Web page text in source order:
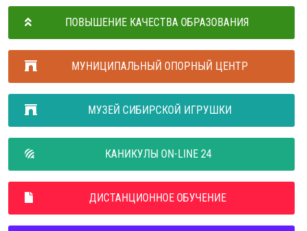
ПОВЫШЕНИЕ КАЧЕСТВА ОБРАЗОВАНИЯ
МУНИЦИПАЛЬНЫЙ ОПОРНЫЙ ЦЕНТР
МУЗЕЙ СИБИРСКОЙ ИГРУШКИ
КАНИКУЛЫ ON-LINE 24
ДИСТАНЦИОННОЕ ОБУЧЕНИЕ